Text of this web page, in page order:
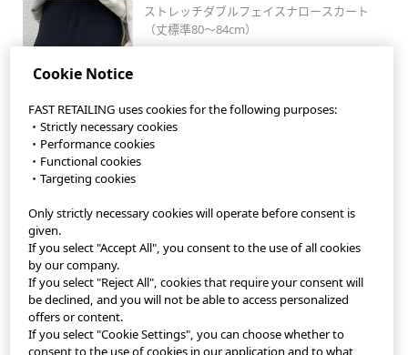
ストレッチダブルフェイスナロースカート
（丈標準80～84cm）
StyleHint App
Terms of Use
Privacy Policy
Sitemap
Cookie Notice
FAST RETAILING uses cookies for the following purposes:
・Strictly necessary cookies
・Performance cookies
・Functional cookies
・Targeting cookies
Only strictly necessary cookies will operate before consent is
given.
If you select "Accept All", you consent to the use of all cookies
by our company.
If you select "Reject All", cookies that require your consent will
be declined, and you will not be able to access personalized
offers or content.
If you select "Cookie Settings", you can choose whether to
consent to the use of cookies in our application and to what